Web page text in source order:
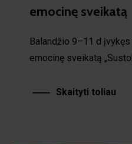
emocinę sveikatą
Balandžio 9–11 d
emocinę sveikatą
Skaityti toliau